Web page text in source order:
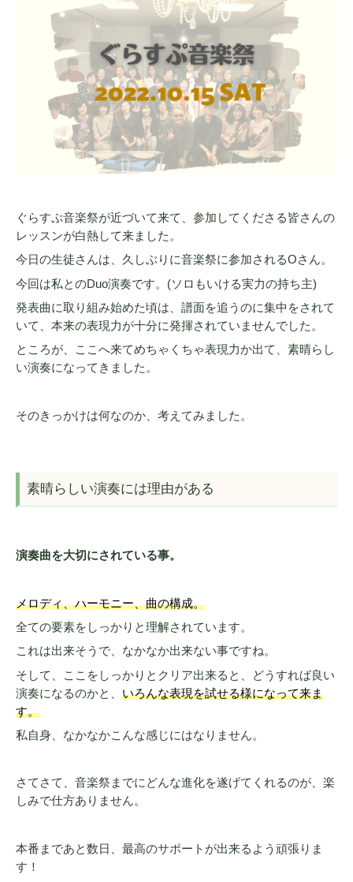
ぐらすぷ音楽祭が近づいて来て、参加してくださる皆さんの
レッスンが白熱して来ました。
今日の生徒さんは、久しぶりに音楽祭に参加されるOさん。
今回は私とのDuo演奏です。(ソロもいける実力の持ち主)
発表曲に取り組み始めた頃は、譜面を追うのに集中をされて
いて、本来の表現力が十分に発揮されていませんでした。
ところが、ここへ来てめちゃくちゃ表現力か出て、素晴らし
い演奏になってきました。
そのきっかけは何なのか、考えてみました。
素晴らしい演奏には理由がある
演奏曲を大切にされている事。
メロディ、ハーモニー、曲の構成。
全ての要素をしっかりと理解されています。
これは出来そうで、なかなか出来ない事ですね。
そして、ここをしっかりとクリア出来ると、どうすれば良い
演奏になるのかと、 いろんな表現を試せる様になって来ま
す。
私自身、なかなかこんな感じにはなりません。
さてさて、音楽祭までにどんな進化を遂げてくれるのが、楽
しみで仕方ありません。
本番まであと数日、最高のサポートが出来るよう頑張りま
す！